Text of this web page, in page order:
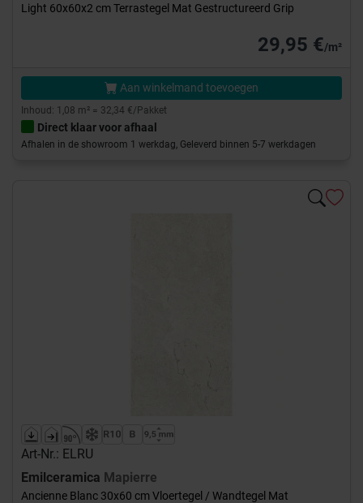
Light 60x60x2 cm Terrastegel Mat Gestructureerd Grip
29,95 €/m²
Aan winkelmand toevoegen
Inhoud: 1,08 m² = 32,34 €/Pakket
Direct klaar voor afhaal
Afhalen in de showroom 1 werkdag, Geleverd binnen 5-7 werkdagen
Art-Nr.: ELRU
Emilceramica Mapierre
Ancienne Blanc 30x60 cm Vloertegel / Wandtegel Mat